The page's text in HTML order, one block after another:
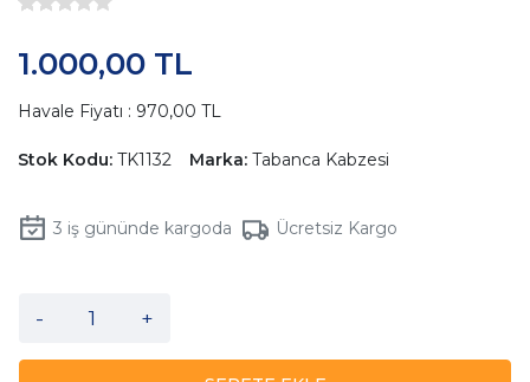
1.000,00 TL
Havale Fiyatı : 970,00 TL
Stok Kodu: TK1132 Marka: Tabanca Kabzesi
3 iş gününde kargoda Ücretsiz Kargo
- +